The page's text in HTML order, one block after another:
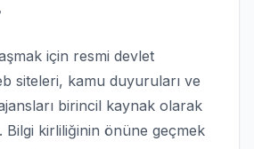
için resmi devlet
siteleri, kamu duyuruları ve
birincil kaynak olarak
Bilgi kirliliğinin önüne geçmek